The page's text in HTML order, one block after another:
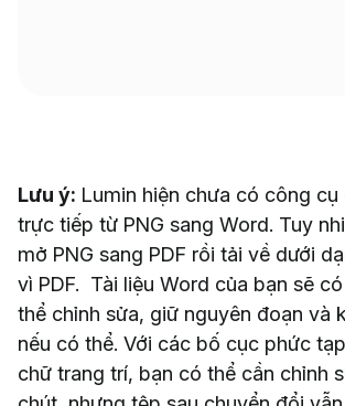
Lưu ý: Lumin hiện chưa có công cụ
trực tiếp từ PNG sang Word. Tuy
mở PNG sang PDF rồi tải về dưới
vì PDF. Tài liệu Word của bạn sẽ
thể chỉnh sửa, giữ nguyên đoạn và
nếu có thể. Với các bố cục phức
chữ trang trí, bạn có thể cần chỉnh